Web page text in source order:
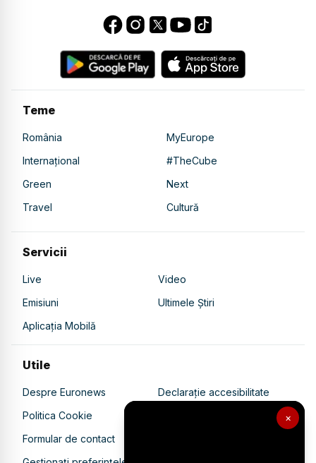
×
Teme
România
MyEurope
Internațional
#TheCube
Green
Next
Travel
Cultură
Servicii
Live
Video
Emisiuni
Ultimele Știri
Aplicația Mobilă
Utile
Despre Euronews
Declarație accesibilitate
Politica Cookie
Politica de confidențialitate
Formular de contact